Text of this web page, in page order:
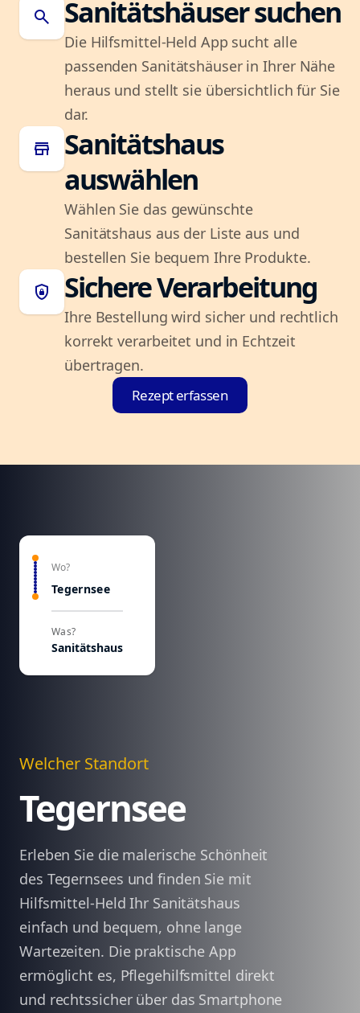
search Sanitätshäuser suchen
Die Hilfsmittel-Held App sucht alle
passenden Sanitätshäuser in Ihrer Nähe
heraus und stellt sie übersichtlich für Sie
dar.
store
Sanitätshaus
auswählen
Wählen Sie das gewünschte
Sanitätshaus aus der Liste aus und
bestellen Sie bequem Ihre Produkte.
shield_lock Sichere Verarbeitung
Ihre Bestellung wird sicher und rechtlich
korrekt verarbeitet und in Echtzeit
übertragen.
Rezept erfassen
Wo?
Tegernsee
Was?
Sanitätshaus
Welcher Standort
Tegernsee
Erleben Sie die malerische Schönheit
des Tegernsees und finden Sie mit
Hilfsmittel-Held Ihr Sanitätshaus
einfach und bequem, ohne lange
Wartezeiten. Die praktische App
ermöglicht es, Pflegehilfsmittel direkt
und rechtssicher über das Smartphone